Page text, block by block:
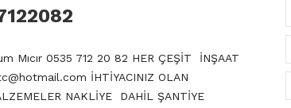
Mıcır 0535 712 20 82 HER ÇEŞİT İNŞAAT
İHTİYACINIZ OLAN
NAKLİYE DAHİL ŞANTİYE